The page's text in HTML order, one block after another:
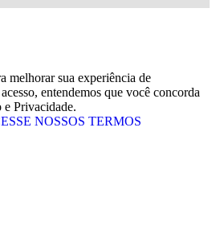
melhorar sua experiência de
entendemos que você concorda
e Privacidade.
NOSSOS TERMOS